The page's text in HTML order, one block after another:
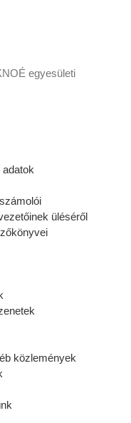
egyesületi
üléséről
közlemények